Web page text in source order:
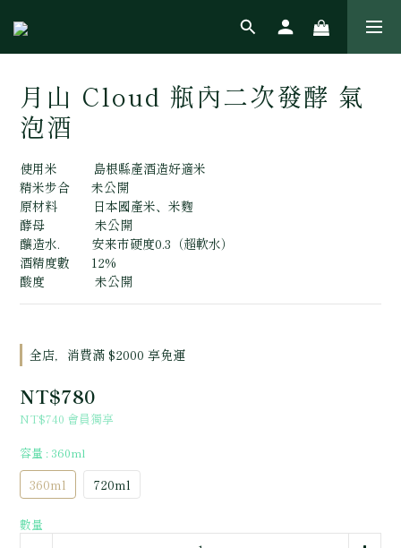
月山 Cloud 瓶內二次發酵 氣
泡酒
使用米          島根縣產酒造好適米
精米步合      未公開
原材料          日本國產米、米麴
酵母              未公開
釀造水.         安来市硬度0.3（超軟水）
酒精度數      12%
酸度              未公開
全店，消費滿 $2000 享免運
NT$780
NT$740 會員獨享
容量 : 360ml
360ml 720ml
數量